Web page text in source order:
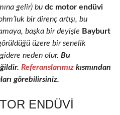
gelir) bu dc motor endüvi
bir direnç artışı, bu
başka bir deyişle Bayburt
üzere bir senelik
neden olur. Bu
Referanslarımız kısmından
görebilirsiniz.
ENDÜVI